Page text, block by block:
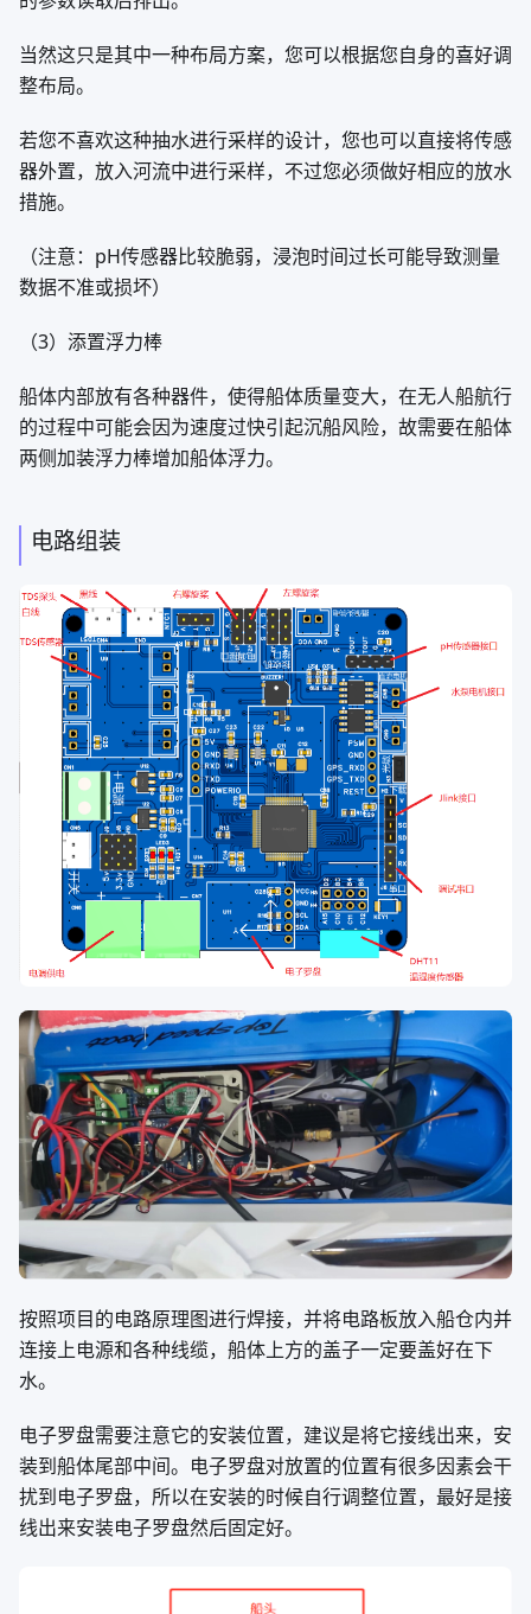
当然这只是其中一种布局方案，您可以根据您自身的喜好调
整布局。
若您不喜欢这种抽水进行采样的设计，您也可以直接将传感
器外置，放入河流中进行采样，不过您必须做好相应的放水
措施。
（注意：pH传感器比较脆弱，浸泡时间过长可能导致测量
数据不准或损坏）
（3）添置浮力棒
船体内部放有各种器件，使得船体质量变大，在无人船航行
的过程中可能会因为速度过快引起沉船风险，故需要在船体
两侧加装浮力棒增加船体浮力。
电路组装
按照项目的电路原理图进行焊接，并将电路板放入船仓内并
连接上电源和各种线缆，船体上方的盖子一定要盖好在下
水。
电子罗盘需要注意它的安装位置，建议是将它接线出来，安
装到船体尾部中间。电子罗盘对放置的位置有很多因素会干
扰到电子罗盘，所以在安装的时候自行调整位置，最好是接
线出来安装电子罗盘然后固定好。